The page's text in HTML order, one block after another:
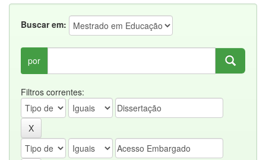
Buscar em:
por
Filtros correntes: